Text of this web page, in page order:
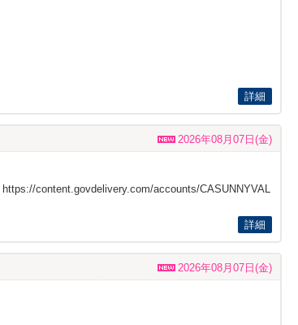
詳細
2026年08月07日(金)
https://content.govdelivery.com/accounts/CASUNNYVAL
詳細
2026年08月07日(金)